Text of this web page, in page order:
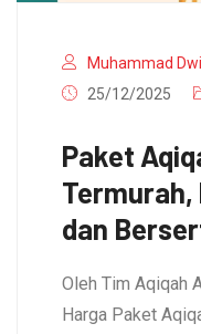
Muhammad
25/12/2025
Paket
Termurah,
dan
Oleh Tim Aqiqah
Harga Paket